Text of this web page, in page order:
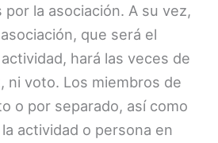
la asociación. A su vez,
que será el
hará las veces de
ni voto. Los miembros de
o por separado, así como
actividad o persona en